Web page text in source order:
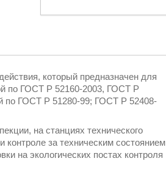
который предназначен для
по ГОСТ Р 52160-2003, ГОСТ Р
по ГОСТ Р 51280-99; ГОСТ Р 52408-
на станциях технического
контроле за техническим состоянием
на экологических постах контроля